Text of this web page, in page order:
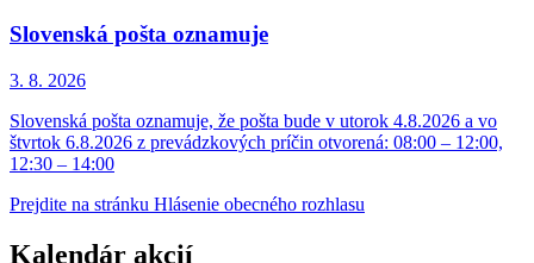
Slovenská pošta oznamuje
3. 8. 2026
Slovenská pošta oznamuje, že pošta bude v utorok 4.8.2026 a vo
štvrtok 6.8.2026 z prevádzkových príčin otvorená: 08:00 – 12:00,
12:30 – 14:00
Prejdite na stránku Hlásenie obecného rozhlasu
Kalendár akcií